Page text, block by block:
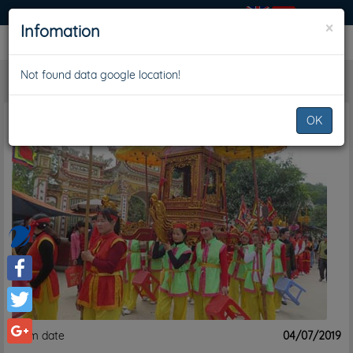
Facebook
Twitter
Plan
From date
04/07/2019
×
Infomation
Not found data google location!
OK